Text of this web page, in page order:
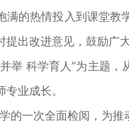
热情投入到课堂教
出改进意见，鼓励广
科学育人”为主题，
业成长。
一次全面检阅，为推